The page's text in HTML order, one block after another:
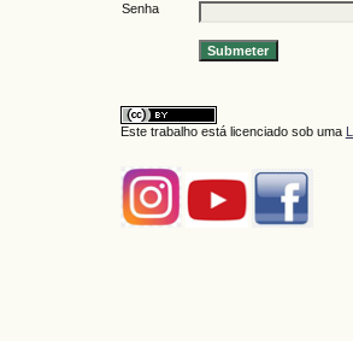
Senha
Este trabalho está licenciado sob uma